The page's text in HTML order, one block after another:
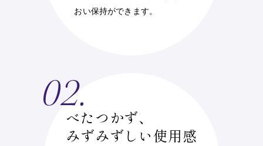
おい保持ができます。
べたつかず、
みずみずしい使用感